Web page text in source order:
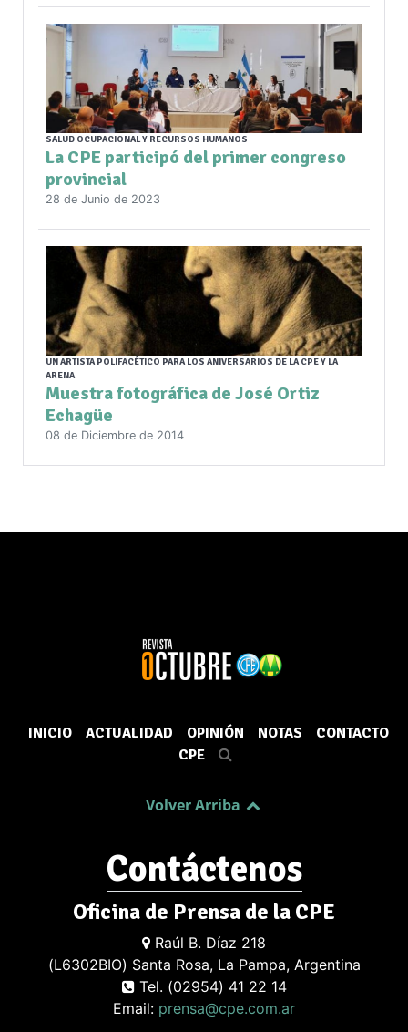
SALUD OCUPACIONAL Y RECURSOS HUMANOS
La CPE participó del primer congreso
provincial
28 de Junio de 2023
UN ARTISTA POLIFACÉTICO PARA LOS ANIVERSARIOS DE LA CPE Y LA
ARENA
Muestra fotográfica de José Ortiz
Echagüe
08 de Diciembre de 2014
INICIO ACTUALIDAD OPINIÓN NOTAS
CONTACTO
CPE
Volver Arriba
Contáctenos
Oficina de Prensa de la CPE
Raúl B. Díaz 218
(L6302BIO) Santa Rosa, La Pampa, Argentina
Tel. (02954) 41 22 14
Email: prensa@cpe.com.ar